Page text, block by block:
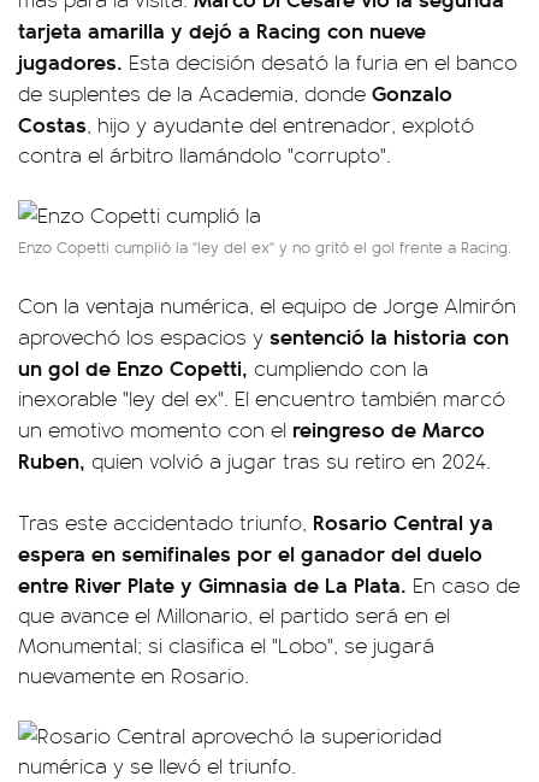
tarjeta amarilla y dejó a Racing con nueve
jugadores. Esta decisión desató la furia en el banco
de suplentes de la Academia, donde Gonzalo
Costas, hijo y ayudante del entrenador, explotó
contra el árbitro llamándolo "corrupto".
Enzo Copetti cumplió la "ley del ex" y no gritó el gol frente a Racing.
Con la ventaja numérica, el equipo de Jorge Almirón
aprovechó los espacios y sentenció la historia con
un gol de Enzo Copetti, cumpliendo con la
inexorable "ley del ex". El encuentro también marcó
un emotivo momento con el reingreso de Marco
Ruben, quien volvió a jugar tras su retiro en 2024.
Tras este accidentado triunfo, Rosario Central ya
espera en semifinales por el ganador del duelo
entre River Plate y Gimnasia de La Plata. En caso de
que avance el Millonario, el partido será en el
Monumental; si clasifica el "Lobo", se jugará
nuevamente en Rosario.